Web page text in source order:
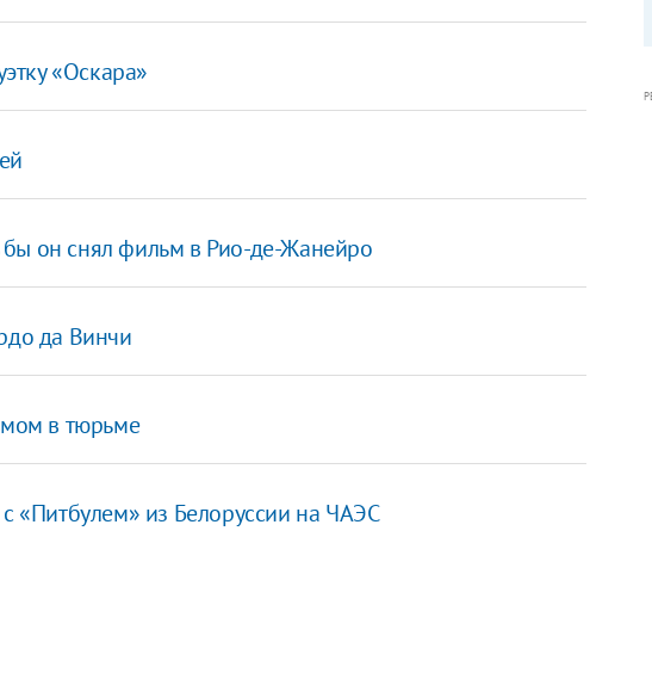
«Оскара»
бы он снял фильм в Рио-де-Жанейро
да Винчи
в тюрьме
из Белоруссии на ЧАЭС